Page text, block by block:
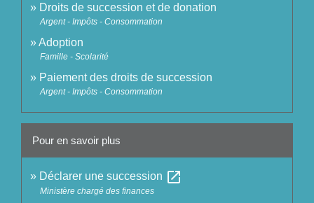
Droits de succession et de donation
Argent - Impôts - Consommation
Adoption
Famille - Scolarité
Paiement des droits de succession
Argent - Impôts - Consommation
Pour en savoir plus
Déclarer une succession open_in_new
Ministère chargé des finances